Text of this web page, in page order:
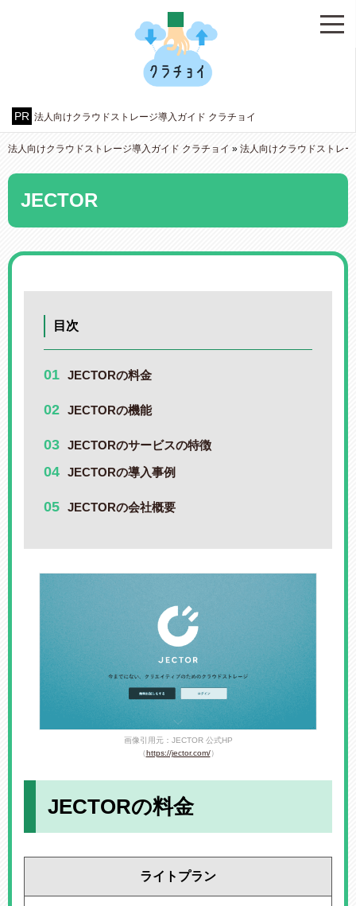
法人向けクラウドストレージ導入ガイド クラチョイ
法人向けクラウドストレージ導入ガイド クラチョイ » 法人向けクラウドストレ
JECTOR
目次
JECTORの料金
JECTORの機能
JECTORのサービスの特徴
JECTORの導入事例
JECTORの会社概要
画像引用元：JECTOR 公式HP
（https://jector.com/）
JECTORの料金
ライトプラン